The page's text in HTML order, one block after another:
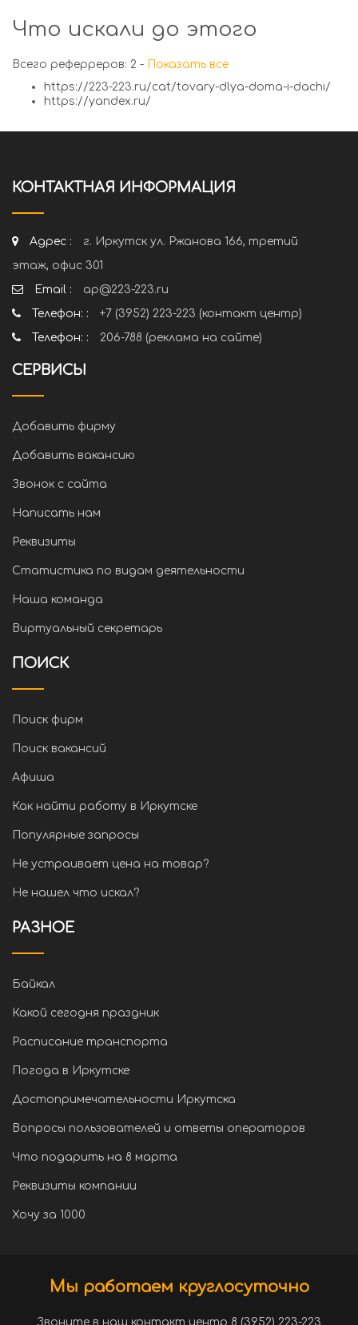
Что искали до этого
Всего реферреров: 2 - Показать все
https://223-223.ru/cat/tovary-dlya-doma-i-dachi/
https://yandex.ru/
КОНТАКТНАЯ ИНФОРМАЦИЯ
Адрес :
г. Иркутск ул. Ржанова 166, третий
этаж, офис 301
Email :
ap@223-223.ru
Телефон: :
+7 (3952) 223-223 (контакт центр)
Телефон: :
206-788 (реклама на сайте)
СЕРВИСЫ
Добавить фирму
Добавить вакансию
Звонок с сайта
Написать нам
Реквизиты
Статистика по видам деятельности
Наша команда
Виртуальный секретарь
ПОИСК
Поиск фирм
Поиск вакансий
Афиша
Как найти работу в Иркутске
Популярные запросы
Не устраивает цена на товар?
Не нашел что искал?
РАЗНОЕ
Байкал
Какой сегодня праздник
Расписание транспорта
Погода в Иркутске
Достопримечательности Иркутска
Вопросы пользователей и ответы операторов
Что подарить на 8 марта
Реквизиты компании
Хочу за 1000
Мы работаем круглосуточно
Звоните в наш контакт центр 8 (3952) 223-223